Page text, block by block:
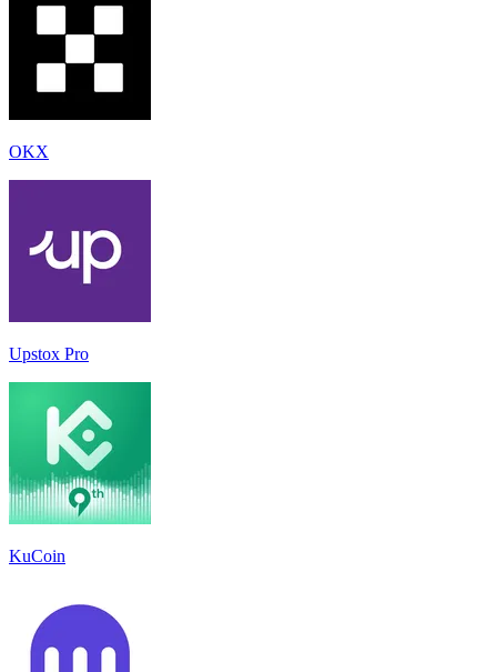
OKX
Upstox Pro
KuCoin